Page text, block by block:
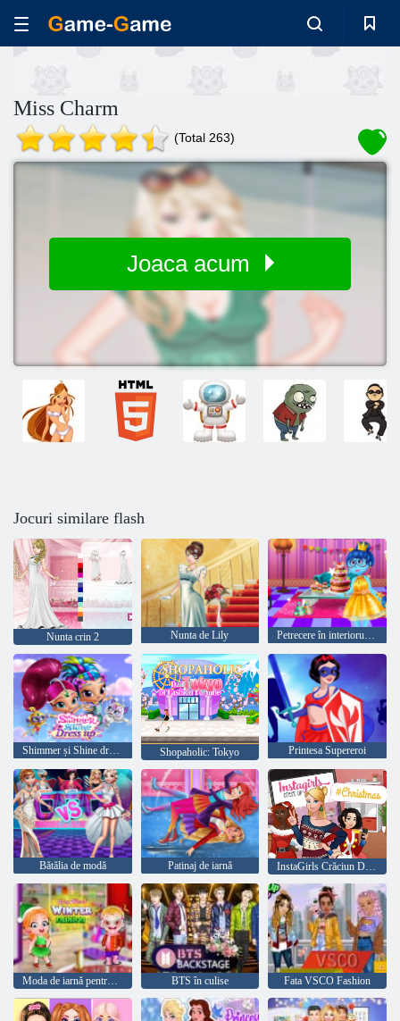
Miss Charm
(Total 263)
Joaca acum
Jocuri similare flash
Nunta crin 2 Nunta de Lily Petrecere în interiorul zilei de naștere
Shimmer și Shine dress up Shopaholic: Tokyo Printesa Supereroi
Bătălia de modă Patinaj de iarnă InstaGirls Crăciun Dress Up
Moda de iarnă pentru bebeluși Hazel BTS în culise Fata VSCO Fashion